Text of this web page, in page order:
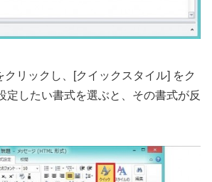
クリックし、[クイックスタイル] をク
定したい書式を選ぶと、その書式が反